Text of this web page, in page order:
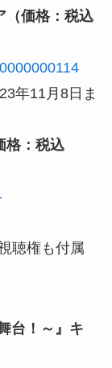
（価格：税込
年11月8日ま
格：税込
聴権も付属
台！～』キ